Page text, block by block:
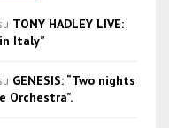
TONY HADLEY LIVE:
Italy”
GENESIS: “Two nights
Orchestra”.